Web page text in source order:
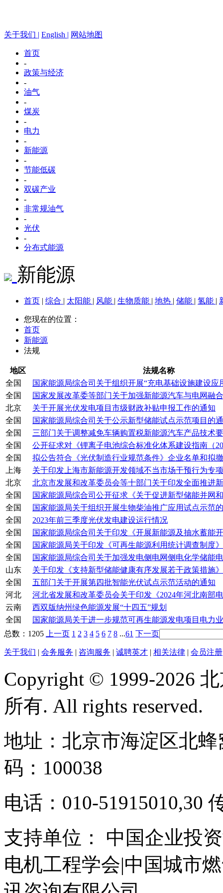
关于我们 | English | 网站地图
首页
-
政策与经济
-
油气
-
煤炭
-
电力
-
新能源
-
节能低碳
-
双碳产业
-
非常规油气
-
光伏
-
分布式能源
新能源
首页 | 综合 | 太阳能 | 风能 | 生物质能 | 地热 | 储能 | 氢能 |
您现在的位置：
首页
新能源
法规
地区
法规名称
全国
国家能源局综合司关于组织开展“充电基础设施建设应
全国
国家发展改革委等部门关于加强新能源汽车与电网融
北京
关于开展光伏发电项目市级财政补贴申报工作的通知
全国
国家能源局综合司关于公示新型储能试点示范项目的
全国
三部门关于调整减免车辆购置税新能源汽车产品技术
全国
公开征求对《锂离子电池综合标准化体系建设指南（
全国
拟公告符合《光伏制造行业规范条件》企业名单和拟
上海
关于印发上海市新能源开发领域不当市场干预行为专
北京
北京市发展和改革委员会等十部门关于印发全面推进
全国
国家能源局综合司公开征求《关于促进新型储能并网
全国
国家能源局关于组织开展生物柴油推广应用试点示范
全国
2023年前三季度光伏发电建设运行情况
全国
国家能源局综合司关于印发《开展新能源及抽水蓄能
全国
国家能源局关于印发《可再生能源利用统计调查制度
全国
国家能源局综合司关于加强发电侧电网侧电化学储能
山东
关于印发《支持新型储能健康有序发展若干政策措施
全国
五部门关于开展第四批智能光伏试点示范活动的通知
河北
河北省发展和改革委员会关于印发《2024年河北南部
云南
西双版纳州绿色能源发展“十四五”规划
全国
国家能源局关于进一步规范可再生能源发电项目电力
总数：1205
上一页 1 2 3 4 5 6 7 8 ...61 下一页
关于我们 | 会务服务 | 咨询服务 | 诚聘英才 | 相关法律 | 会员注册
Copyright © 1999-2026
所有. All rights reserved.
地址：北京市海淀区北
码：100038
电话：010-51915010,30
支持单位： 中国企业投
电机工程学会|中国城市